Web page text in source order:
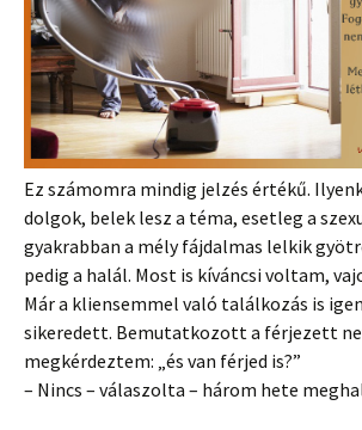
Ez számomra mindig jelzés értékű.
dolgok, belek lesz a téma, esetleg a
gyakrabban a mély fájdalmas lelkik
pedig a halál. Most is kíváncsi voltam,
Már a kliensemmel való találkozás is
sikeredett. Bemutatkozott a férjezett
megkérdeztem: „és van férjed is?”
– Nincs – válaszolta – három hete